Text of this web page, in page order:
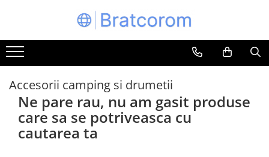
Toate Produsele
Articole animale
Adapatoare animale
Hrana pentru animale
Hrana pentru caini
Hrana pentru pisici
Accesorii camping si drumetii
Ne pare rau, nu am gasit produse
care sa se potriveasca cu
cautarea ta